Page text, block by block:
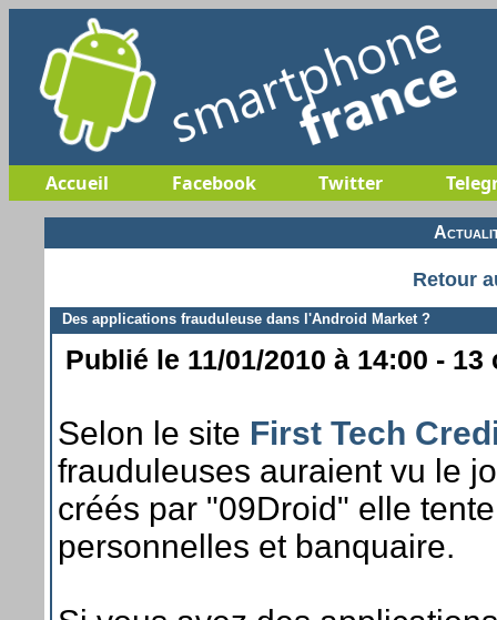
Accueil Facebook Twitter
Retour
Des applications frauduleuse dans l'Android Market ?
Publié le 11/01/2010 à 14:00 -
Selon le site First Tech
frauduleuses auraient vu le
créés par "09Droid" elle
personnelles et banquaire.